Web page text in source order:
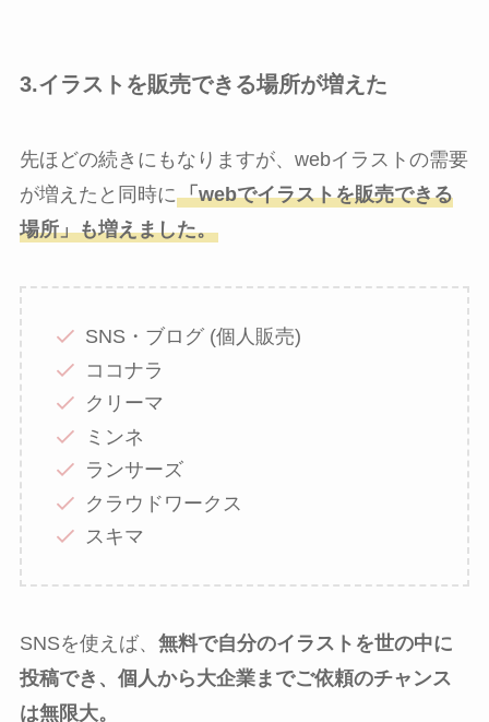
3.イラストを販売できる場所が増えた
先ほどの続きにもなりますが、webイラストの需要
が増えたと同時に「webでイラストを販売できる
場所」も増えました。
SNS・ブログ (個人販売)
ココナラ
クリーマ
ミンネ
ランサーズ
クラウドワークス
スキマ
SNSを使えば、 無料で自分のイラストを世の中に
投稿でき、個人から大企業までご依頼のチャンス
は無限大。